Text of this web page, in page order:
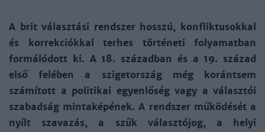
A brit választási rendszer hosszú, konfliktusokkal
és korrekciókkal terhes történeti folyamatban
formálódott ki. A 18. században és a 19. század
első felében a szigetország még korántsem
számított a politikai egyenlőség vagy a választói
szabadság mintaképének. A rendszer működését a
nyílt szavazás, a szűk választójog, a helyi